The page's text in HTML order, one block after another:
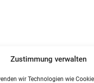
Zustimmung verwalten
wir Technologien wie